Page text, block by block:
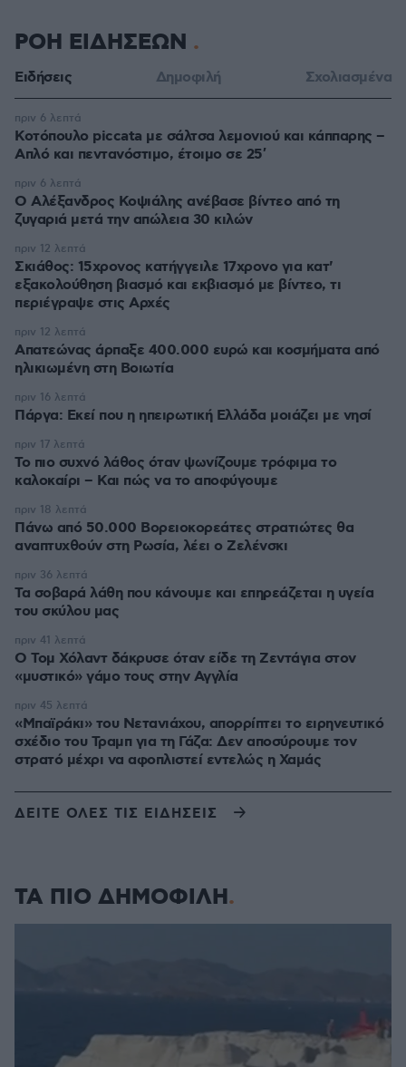
ΡΟΗ ΕΙΔΗΣΕΩΝ
Ειδήσεις Δημοφιλή Σχολιασμένα
Κοτόπουλο piccata με σάλτσα λεμονιού και κάππαρης –
Απλό και πεντανόστιμο, έτοιμο σε 25′
πριν 6 λεπτά
Ο Αλέξανδρος Κοψιάλης ανέβασε βίντεο από τη
ζυγαριά μετά την απώλεια 30 κιλών
πριν 6 λεπτά
Σκιάθος: 15χρονος κατήγγειλε 17χρονο για κατ'
εξακολούθηση βιασμό και εκβιασμό με βίντεο, τι
περιέγραψε στις Αρχές
πριν 12 λεπτά
Απατεώνας άρπαξε 400.000 ευρώ και κοσμήματα από
ηλικιωμένη στη Βοιωτία
πριν 12 λεπτά
Πάργα: Εκεί που η ηπειρωτική Ελλάδα μοιάζει με νησί
πριν 16 λεπτά
Το πιο συχνό λάθος όταν ψωνίζουμε τρόφιμα το
καλοκαίρι – Και πώς να το αποφύγουμε
πριν 17 λεπτά
Πάνω από 50.000 Βορειοκορεάτες στρατιώτες θα
αναπτυχθούν στη Ρωσία, λέει ο Ζελένσκι
πριν 18 λεπτά
Τα σοβαρά λάθη που κάνουμε και επηρεάζεται η υγεία
του σκύλου μας
πριν 36 λεπτά
Ο Τομ Χόλαντ δάκρυσε όταν είδε τη Ζεντάγια στον
«μυστικό» γάμο τους στην Αγγλία
πριν 41 λεπτά
«Μπαϊράκι» του Νετανιάχου, απορρίπτει το ειρηνευτικό
σχέδιο του Τραμπ για τη Γάζα: Δεν αποσύρουμε τον
στρατό μέχρι να αφοπλιστεί εντελώς η Χαμάς
πριν 45 λεπτά
ΔΕΙΤΕ ΟΛΕΣ ΤΙΣ ΕΙΔΗΣΕΙΣ
ΤΑ ΠΙΟ ΔΗΜΟΦΙΛΗ